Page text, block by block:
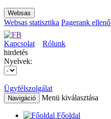
Websas
Websas statisztika Pagerank
Kapcsolat
Rólunk
hirdetés
Nyelvek:
Ügyfélszolgálat
Navigáció Menü kiválasztása
Főoldal